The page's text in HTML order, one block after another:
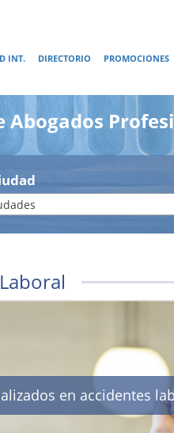
INT. DIRECTORIO PROMOCIONES
Abogados
en accidentes